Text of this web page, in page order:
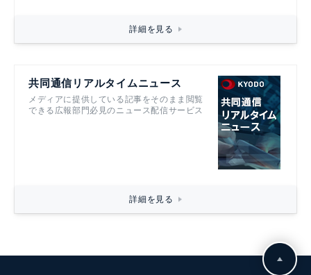
詳細を見る
共同通信リアルタイムニュース
メディアに提供している記事をそのまま閲覧
できる広報部門必見のニュース配信サービス
詳細を見る